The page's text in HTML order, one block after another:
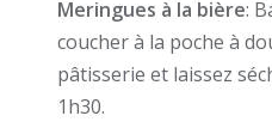
Meringues à la bière:
coucher à la poche à
pâtisserie et laissez
1h30.